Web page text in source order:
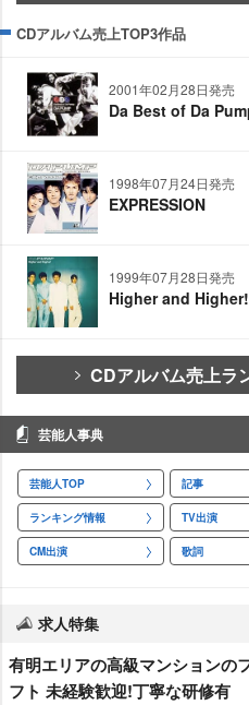
CDアルバム売上TOP3作品
2001年02月28日発売
Da Best of Da
1998年07月24日発売
EXPRESSION
1999年07月28日発売
Higher and Higher!
CDアルバム売上ラ
芸能人事典
芸能人TOP 記事
ランキング情報 TV出演
CM出演 歌詞
求人特集
有明エリアの⾼級マンションの
フト 未経験歓迎!丁寧な研修有